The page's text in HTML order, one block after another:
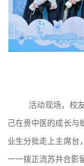
活动现场，校
己在贵中医的成长与
业生分批走上主席台
一一拨正流苏并合影